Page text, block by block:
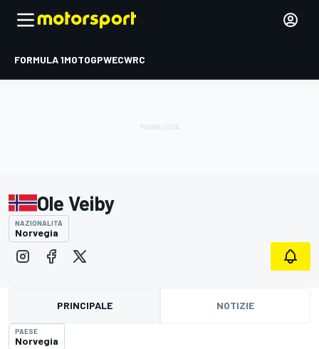
FORMULA 1MOTOGPWECWRC
Ole Veiby
NAZIONALITÀ
Norvegia
PRINCIPALE NOTIZIE
PAESE
Norvegia